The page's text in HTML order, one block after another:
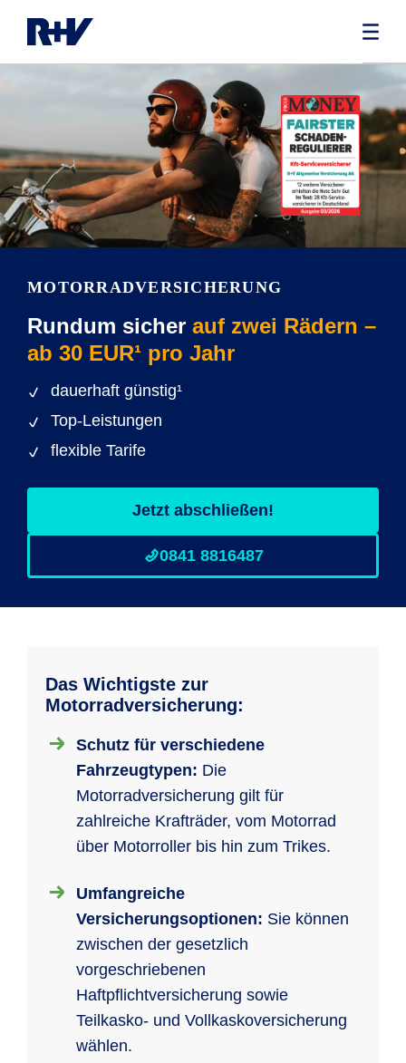
MOTORRADVERSICHERUNG
Rundum sicher auf zwei Rädern –
ab 30 EUR¹ pro Jahr
dauerhaft günstig¹
Top-Leistungen
flexible Tarife
Jetzt abschließen!
0841 8816487
Das Wichtigste zur
Motorradversicherung:
Schutz für verschiedene
Fahrzeugtypen: Die
Motorradversicherung gilt für
zahlreiche Krafträder, vom Motorrad
über Motorroller bis hin zum Trikes.
Umfangreiche
Versicherungsoptionen: Sie können
zwischen der gesetzlich
vorgeschriebenen
Haftpflichtversicherung sowie
Teilkasko- und Vollkaskoversicherung
wählen.